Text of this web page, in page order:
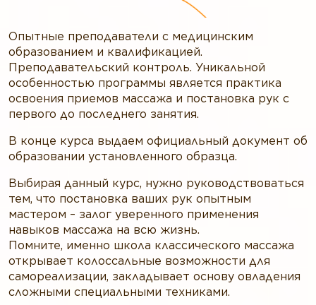
Опытные преподаватели c медицинским
образованием и квалификацией.
Преподавательский контроль. Уникальной
особенностью программы является практика
освоения приемов массажа и постановка рук с
первого до последнего занятия.
В конце курса выдаем официальный документ об
образовании установленного образца.
Выбирая данный курс, нужно руководствоваться
тем, что постановка ваших рук опытным
мастером – залог уверенного применения
навыков массажа на всю жизнь.
Помните, именно школа классического массажа
открывает колоссальные возможности для
самореализации, закладывает основу овладения
сложными специальными техниками.